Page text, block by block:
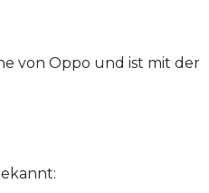
von Oppo und ist mit der